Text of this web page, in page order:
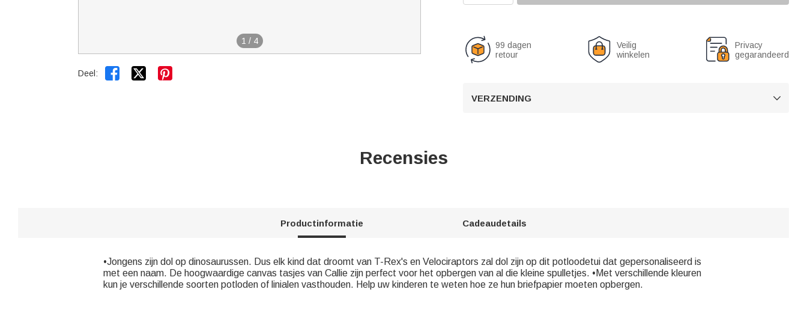
1 / 4
Deel:  
99 dagen
retour
Veilig
winkelen
Privacy
gegarandeerd
VERZENDING 
Recensies
Productinformatie Cadeaudetails
•Jongens zijn dol op dinosaurussen. Dus elk kind dat droomt van T-Rex's en Velociraptors zal dol zijn op dit potloodetui dat gepersonaliseerd is
met een naam. De hoogwaardige canvas tasjes van Callie zijn perfect voor het opbergen van al die kleine spulletjes. •Met verschillende kleuren
kun je verschillende soorten potloden of linialen vasthouden. Help uw kinderen te weten hoe ze hun briefpapier moeten opbergen.